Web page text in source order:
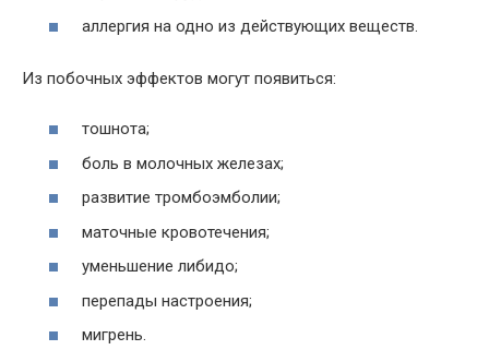
аллергия на одно из действующих веществ.
Из побочных эффектов могут появиться:
тошнота;
боль в молочных железах;
развитие тромбоэмболии;
маточные кровотечения;
уменьшение либидо;
перепады настроения;
мигрень.